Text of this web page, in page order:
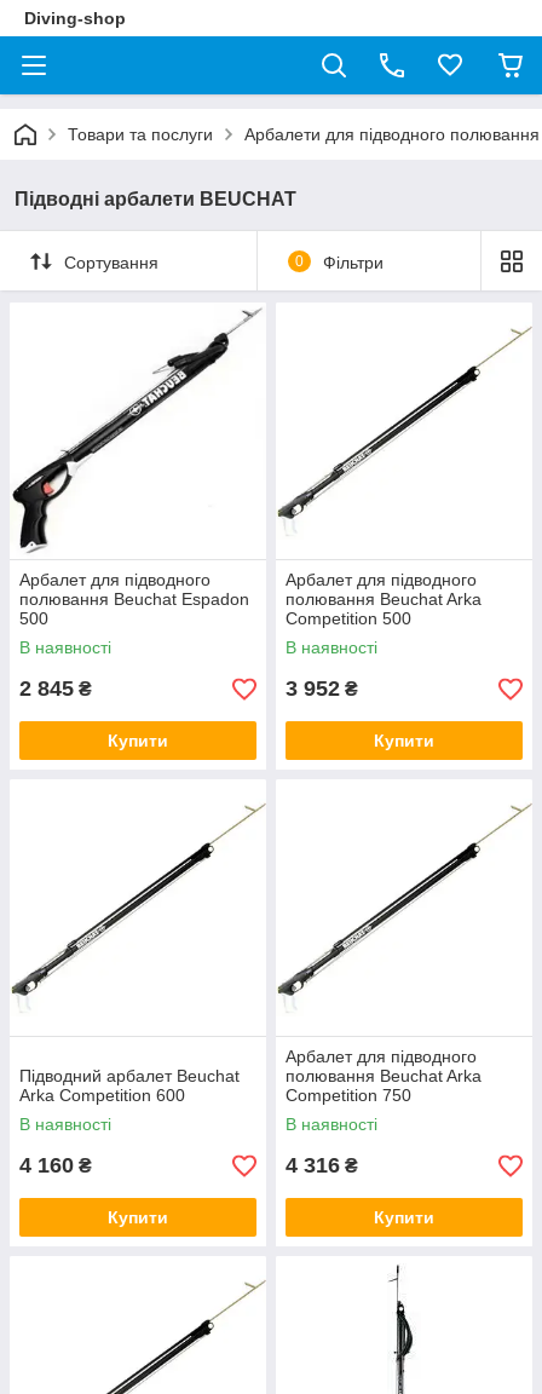
Diving-shop
Товари та послуги Арбалети для підводного полювання
Підводні арбалети BEUCHAT
Сортування 0 Фільтри
Арбалет для підводного
полювання Beuchat Espadon
500
В наявності
2 845 ₴
Купити
Арбалет для підводного
полювання Beuchat Arka
Competition 500
В наявності
3 952 ₴
Купити
Підводний арбалет Beuchat
Arka Competition 600
В наявності
4 160 ₴
Купити
Арбалет для підводного
полювання Beuchat Arka
Competition 750
В наявності
4 316 ₴
Купити